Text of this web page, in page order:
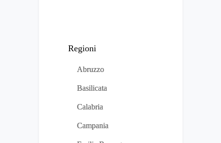
Regioni
Abruzzo
Basilicata
Calabria
Campania